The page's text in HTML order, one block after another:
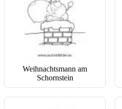
Weihnachtsmann am
Schornstein